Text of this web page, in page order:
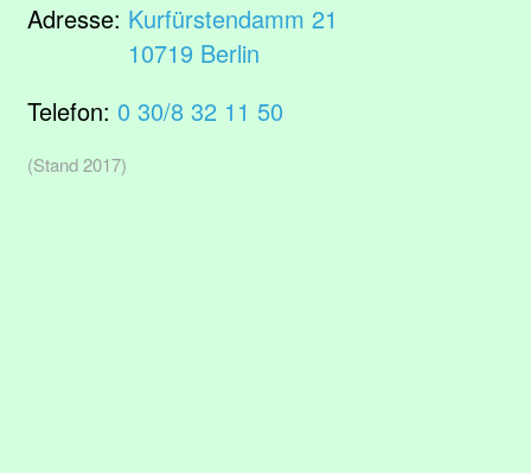
Adresse: Kurfürstendamm 21
10719 Berlin
Telefon: 0 30/8 32 11 50
(Stand 2017)